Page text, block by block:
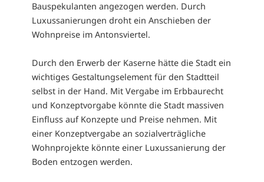
Bauspekulanten angezogen werden. Durch
Luxussanierungen droht ein Anschieben der
Wohnpreise im Antonsviertel.
Durch den Erwerb der Kaserne hätte die Stadt ein
wichtiges Gestaltungselement für den Stadtteil
selbst in der Hand. Mit Vergabe im Erbbaurecht
und Konzeptvorgabe könnte die Stadt massiven
Einfluss auf Konzepte und Preise nehmen. Mit
einer Konzeptvergabe an sozialverträgliche
Wohnprojekte könnte einer Luxussanierung der
Boden entzogen werden.